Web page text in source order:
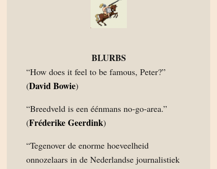
BLURBS
“How does it feel to be famous, Peter?”
(David Bowie)
“Breedveld is een éénmans no-go-area.”
(Fréderike Geerdink)
“Tegenover de enorme hoeveelheid
onnozelaars in de Nederlandse journalistiek